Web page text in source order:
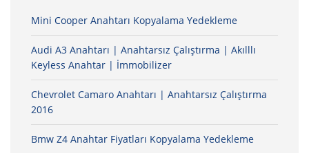
Mini Cooper Anahtarı Kopyalama Yedekleme
Audi A3 Anahtarı | Anahtarsız Çalıştırma | Akılllı
Keyless Anahtar | İmmobilizer
Chevrolet Camaro Anahtarı | Anahtarsız Çalıştırma
2016
Bmw Z4 Anahtar Fiyatları Kopyalama Yedekleme